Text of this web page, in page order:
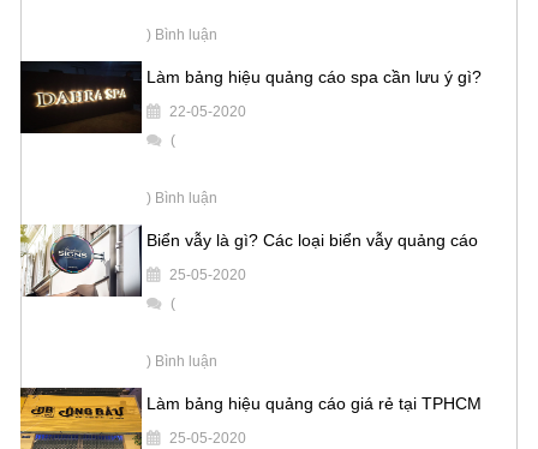
) Bình luận
Làm bảng hiệu quảng cáo spa cần lưu ý gì?
22-05-2020
(
) Bình luận
Biển vẫy là gì? Các loại biển vẫy quảng cáo
25-05-2020
(
) Bình luận
Làm bảng hiệu quảng cáo giá rẻ tại TPHCM
25-05-2020